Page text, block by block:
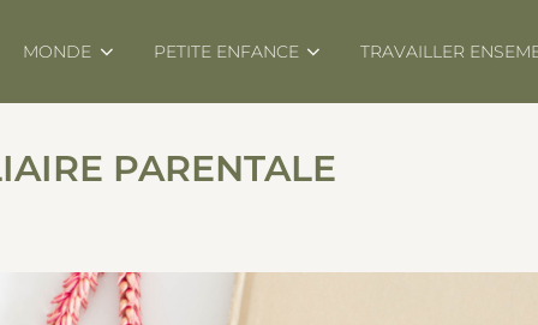
MONDE PETITE ENFANCE TRAVAILLER
PARENTALE